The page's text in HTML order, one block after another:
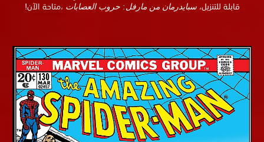
قابلة للتنزيل،سبايدرمان من مارفل:حروب العصابات ،متاحة الآن!